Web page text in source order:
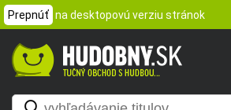
Prepnúť na desktopovú verziu stránok